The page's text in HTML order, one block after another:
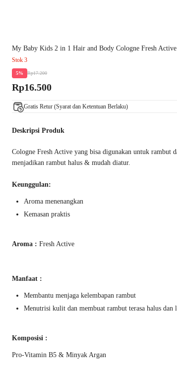
My Baby Kids 2 in 1 Hair and Body Cologne Fresh
Stok 3
5% Rp17.200
Rp16.500
Gratis Retur (Syarat dan Ketentuan Berlaku)
Deskripsi Produk
Cologne Fresh Active yang bisa digunakan untuk rambut
menjadikan rambut halus & mudah diatur.
Keunggulan:
Aroma menenangkan
Kemasan praktis
Aroma : Fresh Active
Manfaat :
Membantu menjaga kelembapan rambut
Menutrisi kulit dan membuat rambut terasa halus dan
Komposisi :
Pro-Vitamin B5 & Minyak Argan